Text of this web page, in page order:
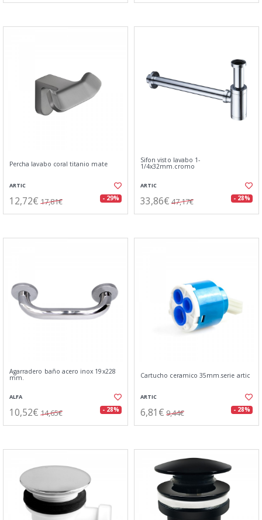
Percha lavabo coral titanio mate
ARTIC
12,72€ 17,81€ - 29%
Sifon visto lavabo 1-
1/4x32mm.cromo
ARTIC
33,86€ 47,17€ - 28%
Agarradero baño acero inox 19x228
mm.
ALFA
10,52€ 14,65€ - 28%
Cartucho ceramico 35mm.serie artic
ARTIC
6,81€ 9,44€ - 28%